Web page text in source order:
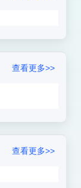
查看更多>>
查看更多>>